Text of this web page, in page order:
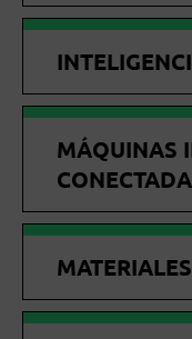
MÁQUINAS